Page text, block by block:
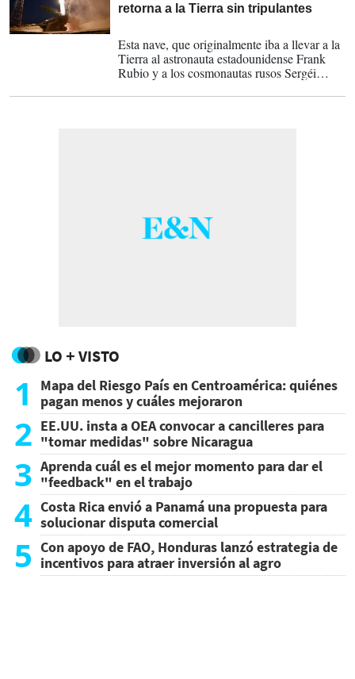
retorna a la Tierra sin tripulantes
Esta nave, que originalmente iba a llevar a la
Tierra al astronauta estadounidense Frank
Rubio y a los cosmonautas rusos Sergéi
una fuga espectacular de refrigerante.
LO + VISTO
1
Mapa del Riesgo País en Centroamérica: quiénes
pagan menos y cuáles mejoraron
2 EE.UU. insta a OEA convocar a cancilleres para
"tomar medidas" sobre Nicaragua
3 Aprenda cuál es el mejor momento para dar el
"feedback" en el trabajo
4 Costa Rica envió a Panamá una propuesta para
solucionar disputa comercial
5 Con apoyo de FAO, Honduras lanzó estrategia de
incentivos para atraer inversión al agro